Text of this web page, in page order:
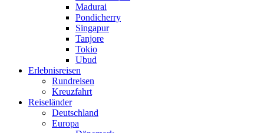
Madurai
Pondicherry
Singapur
Tanjore
Tokio
Ubud
Erlebnisreisen
Rundreisen
Kreuzfahrt
Reiseländer
Deutschland
Europa